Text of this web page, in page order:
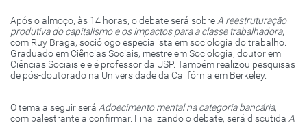
Após o almoço, às 14 horas, o debate será sobreA reestruturação
produtiva do capitalismo e os impactos para a classe trabalhadora,
com Ruy Braga, sociólogo especialista em sociologia do trabalho.
Graduado em Ciências Sociais, mestre em Sociologia, doutor em
Ciências Sociais ele é professor da USP. Também realizou pesquisas
de pós-doutorado na Universidade da Califórnia em Berkeley.
O tema a seguir será Adoecimento mental na categoria bancária,
com palestrante a confirmar. Finalizando o debate, será discutida A